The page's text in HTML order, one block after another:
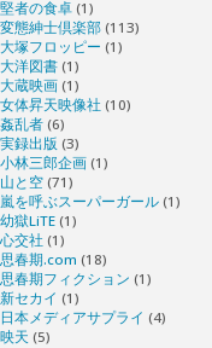
堅者の食卓 (1)
変態紳士倶楽部 (113)
大塚フロッピー (1)
大洋図書 (1)
大蔵映画 (1)
女体昇天映像社 (10)
姦乱者 (6)
実録出版 (3)
小林三郎企画 (1)
山と空 (71)
嵐を呼ぶスーパーガール (1)
幼獄LiTE (1)
心交社 (1)
思春期.com (18)
思春期フィクション (1)
新セカイ (1)
日本メディアサプライ (4)
映天 (5)